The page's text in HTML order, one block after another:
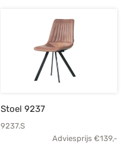
Stoel 9237
9237.S
Adviesprijs €139,-